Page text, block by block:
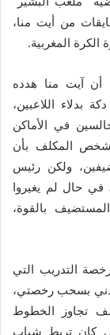
من أيت منا،
المغربية.
أن آيت منا هدده
بدلاء اللاعبين،
في الأماكن
المكلف بأن
ولكن رئيس
في حال لم يغيروا
بالقوة،
التدريب التي
بسحب رخصتي،
تجاوز الخطوط
كان تربط شباب